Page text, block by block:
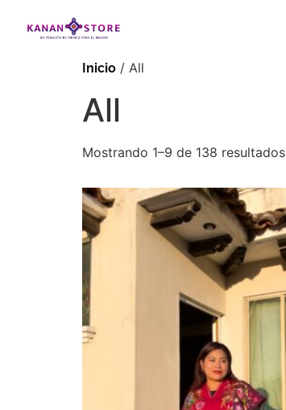
Inicio / All
All
Mostrando 1–9 de 138 resultados